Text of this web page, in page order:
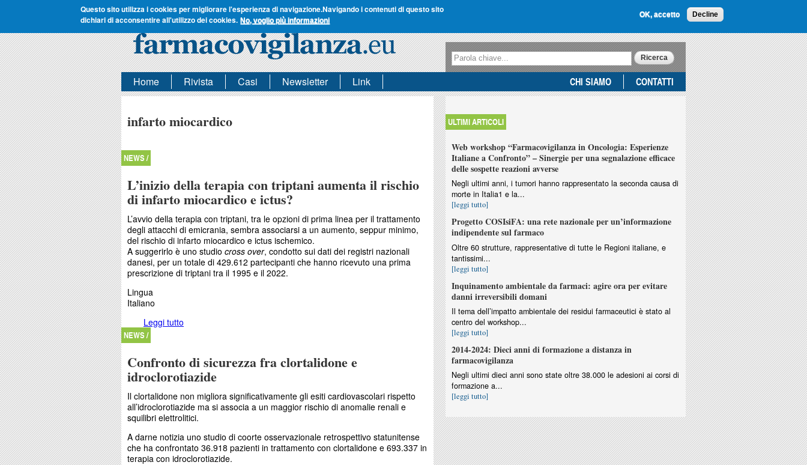
Questo sito utilizza i cookies per migliorare l'esperienza di navigazione.Navigando i contenuti di questo sito
dichiari di acconsentire all'utilizzo dei cookies. No, voglio più informazioni
OK, accetto Decline
Form di ricerca
Ricerca
Home
Rivista Casi Newsletter Link CHI SIAMO CONTATTI
infarto miocardico
NEWS /
L’inizio della terapia con triptani aumenta il rischio
di infarto miocardico e ictus?
L’avvio della terapia con triptani, tra le opzioni di prima linea per il trattamento
degli attacchi di emicrania, sembra associarsi a un aumento, seppur minimo,
del rischio di infarto miocardico e ictus ischemico.
A suggerirlo è uno studio cross over, condotto sui dati dei registri nazionali
danesi, per un totale di 429.612 partecipanti che hanno ricevuto una prima
prescrizione di triptani tra il 1995 e il 2022.
Lingua
Italiano
Leggi tutto
NEWS /
Confronto di sicurezza fra clortalidone e
idroclorotiazide
Il clortalidone non migliora significativamente gli esiti cardiovascolari rispetto
all’idroclorotiazide ma si associa a un maggior rischio di anomalie renali e
squilibri elettrolitici.
A darne notizia uno studio di coorte osservazionale retrospettivo statunitense
che ha confrontato 36.918 pazienti in trattamento con clortalidone e 693.337 in
terapia con idroclorotiazide.
ULTIMI ARTICOLI
Web workshop “Farmacovigilanza in Oncologia: Esperienze
Italiane a Confronto” – Sinergie per una segnalazione efficace
delle sospette reazioni avverse
Negli ultimi anni, i tumori hanno rappresentato la seconda causa di
morte in Italia1 e la...
[leggi tutto]
Progetto COSIsiFA: una rete nazionale per un’informazione
indipendente sul farmaco
Oltre 60 strutture, rappresentative di tutte le Regioni italiane, e
tantissimi...
[leggi tutto]
Inquinamento ambientale da farmaci: agire ora per evitare
danni irreversibili domani
Il tema dell’impatto ambientale dei residui farmaceutici è stato al
centro del workshop...
[leggi tutto]
2014-2024: Dieci anni di formazione a distanza in
farmacovigilanza
Negli ultimi dieci anni sono state oltre 38.000 le adesioni ai corsi di
formazione a...
[leggi tutto]